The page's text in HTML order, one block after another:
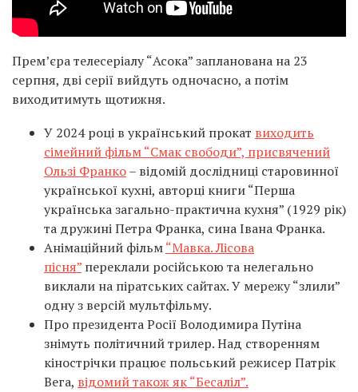
Прем’єра телесеріалу “Асока” запланована на 23
серпня, дві серії вийдуть одночасно, а потім
виходитимуть щотижня.
У 2024 році в український прокат виходить
сімейний фільм “Смак свободи”, присвячений
Ользі Франко– відомій дослідниці старовинної
української кухні, авторці книги “Перша
українська загально-практична кухня” (1929 рік)
та дружині Петра Франка, сина Івана Франка.
Анімаційний фільм“Мавка. Лісова
пісня” переклали російською та нелегально
виклали на піратських сайтах. У мережу “злили”
одну з версій мультфільму.
Про президента Росії Володимира Путіна
знімуть політичний трилер. Над створенням
кінострічки працює польський режисер Патрік
Вега, відомий також як “Бесаліл”.